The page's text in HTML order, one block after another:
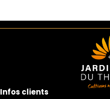
Infos clients